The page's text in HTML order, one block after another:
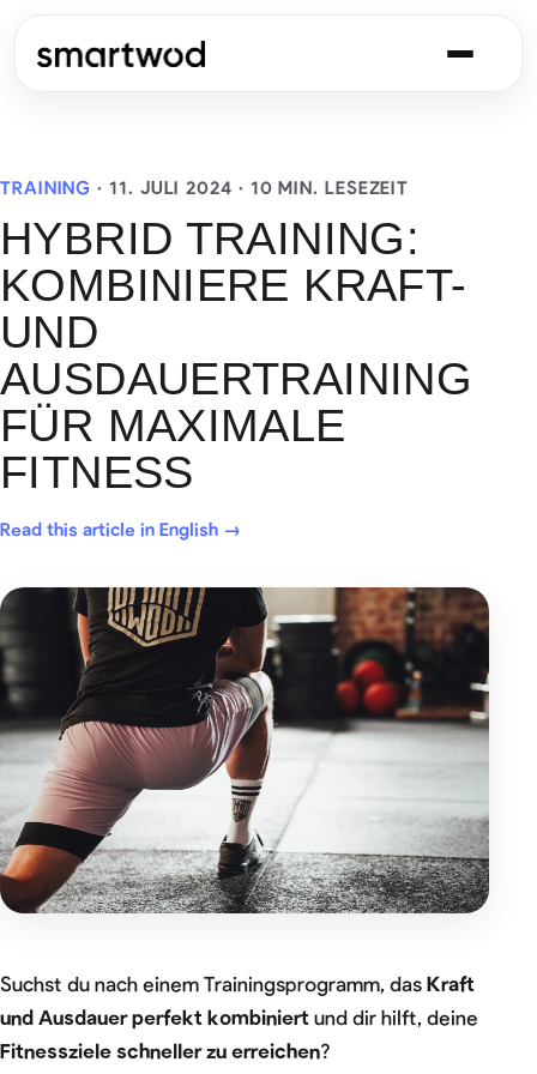
TRAINING ·11. JULI 2024 · 10 MIN. LESEZEIT
HYBRID TRAINING:
KOMBINIERE KRAFT-
UND
AUSDAUERTRAINING
FÜR MAXIMALE
FITNESS
Read this article in English →
Suchst du nach einem Trainingsprogramm, das Kraft
und Ausdauer perfekt kombiniert und dir hilft, deine
Fitnessziele schneller zu erreichen?